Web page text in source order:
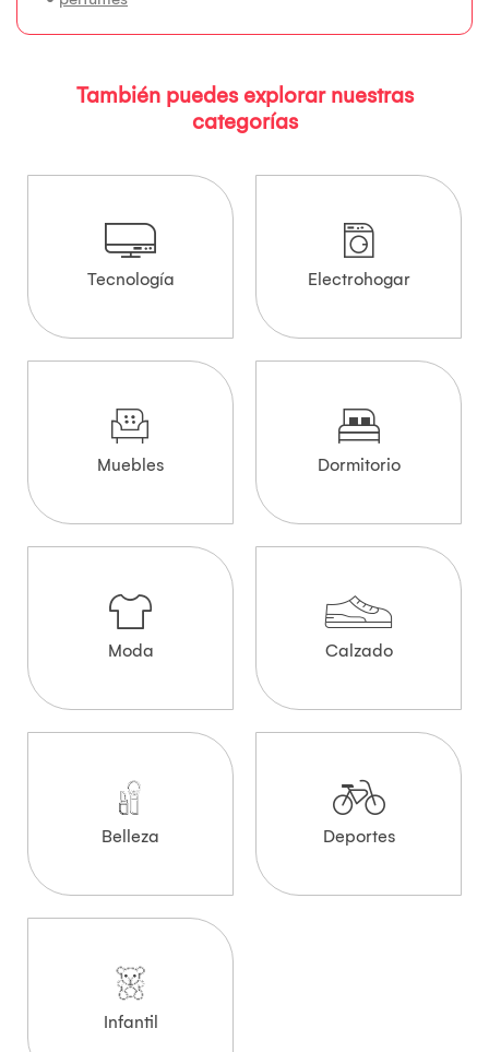
También puedes explorar nuestras
categorías
Tecnología Electrohogar
Muebles Dormitorio
Moda Calzado
Belleza Deportes
Infantil